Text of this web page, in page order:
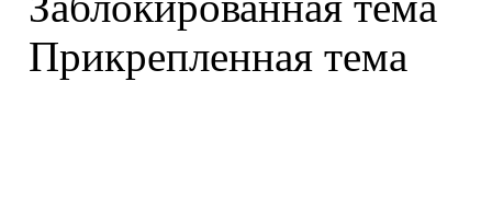
Прикрепленная тема